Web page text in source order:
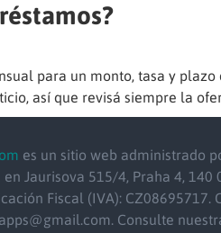
para un monto, tasa y
así que revisá siempre la
es un sitio web administrado
Jaurisova 515/4, Praha 4, 140
Fiscal (IVA): CZ08695717.
Consulte